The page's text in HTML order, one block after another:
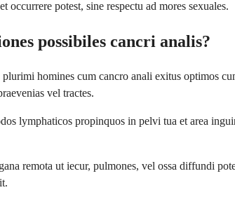
occurrere potest, sine respectu ad mores sexuales.
possibiles cancri analis?
homines cum cancro anali exitus optimos
vel tractes.
lymphaticos propinquos in pelvi tua et area
remota ut iecur, pulmones, vel ossa diffundi